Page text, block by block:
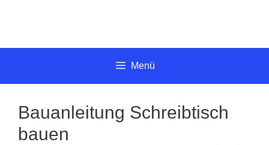
Menü
Bauanleitung Schreibtisch
bauen